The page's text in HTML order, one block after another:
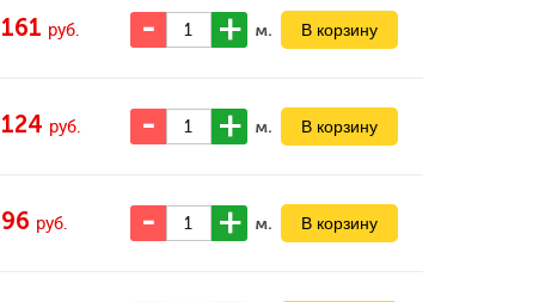
161 руб. м.
124 руб. м.
96 руб. м.